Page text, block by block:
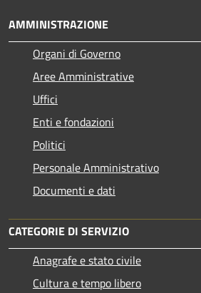
AMMINISTRAZIONE
Organi di Governo
Aree Amministrative
Uffici
Enti e fondazioni
Politici
Personale Amministrativo
Documenti e dati
CATEGORIE DI SERVIZIO
Anagrafe e stato civile
Cultura e tempo libero